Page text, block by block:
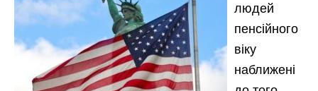
людей
пенсійного
віку
наближені